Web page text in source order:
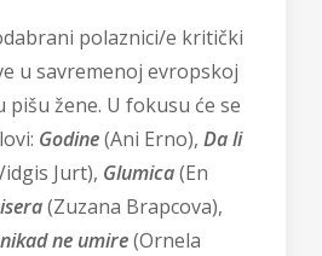
polaznici/e kritički
u savremenoj evropskoj
žene. U fokusu će se
Godine(Ani Erno), Da li
Jurt), Glumica(En
(Zuzana Brapcova),
ne umire(Ornela